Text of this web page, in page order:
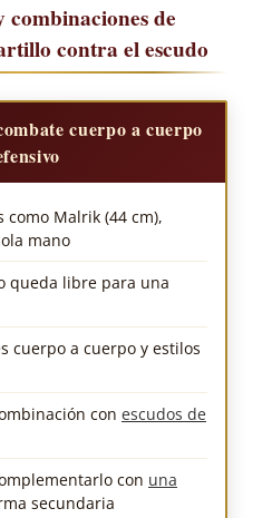
combinaciones de
contra el escudo
cuerpo a cuerpo
como Malrik (44 cm),
mano
queda libre para una
cuerpo a cuerpo y estilos
con escudos de
con una
secundaria